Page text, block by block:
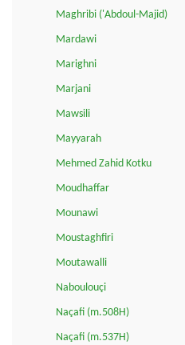
Maghribi ('Abdoul-Majid)
Mardawi
Marighni
Marjani
Mawsili
Mayyarah
Mehmed Zahid Kotku
Moudhaffar
Mounawi
Moustaghfiri
Moutawalli
Naboulouçi
Naçafi (m.508H)
Naçafi (m.537H)